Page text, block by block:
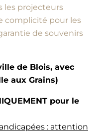
les projecteurs
complicité pour les
de souvenirs
de Blois, avec
aux Grains)
pour le
: attention